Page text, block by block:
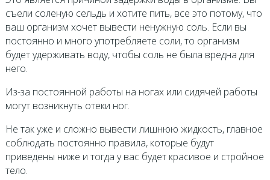
съели соленую сельдь и хотите пить, все это потому, что
ваш организм хочет вывести ненужную соль. Если вы
постоянно и много употребляете соли, то организм
будет удерживать воду, чтобы соль не была вредна для
него.
Из-за постоянной работы на ногах или сидячей работы
могут возникнуть отеки ног.
Не так уже и сложно вывести лишнюю жидкость, главное
соблюдать постоянно правила, которые будут
приведены ниже и тогда у вас будет красивое и стройное
тело.